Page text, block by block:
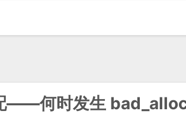
——何时发生 bad_alloc